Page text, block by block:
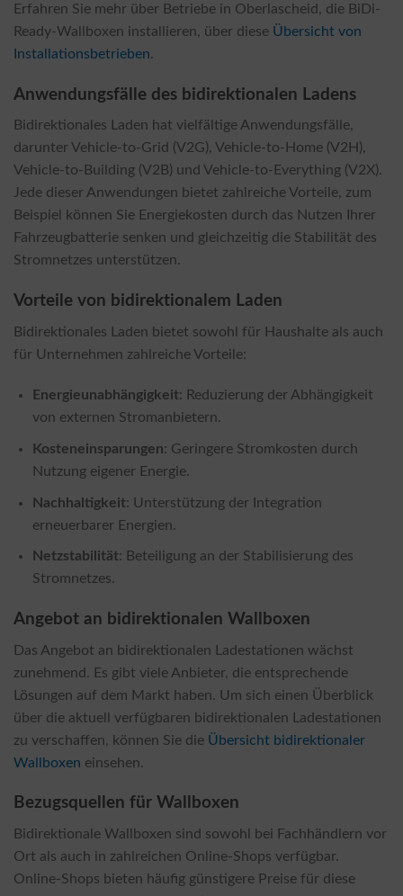
Erfahren Sie mehr über Betriebe in Oberlascheid, die BiDi-
Ready-Wallboxen installieren, über diese Übersicht von
Installationsbetrieben.
Anwendungsfälle des bidirektionalen Ladens
Bidirektionales Laden hat vielfältige Anwendungsfälle,
darunter Vehicle-to-Grid (V2G), Vehicle-to-Home (V2H),
Vehicle-to-Building (V2B) und Vehicle-to-Everything (V2X).
Jede dieser Anwendungen bietet zahlreiche Vorteile, zum
Beispiel können Sie Energiekosten durch das Nutzen Ihrer
Fahrzeugbatterie senken und gleichzeitig die Stabilität des
Stromnetzes unterstützen.
Vorteile von bidirektionalem Laden
Bidirektionales Laden bietet sowohl für Haushalte als auch
für Unternehmen zahlreiche Vorteile:
Energieunabhängigkeit: Reduzierung der Abhängigkeit
von externen Stromanbietern.
Kosteneinsparungen: Geringere Stromkosten durch
Nutzung eigener Energie.
Nachhaltigkeit: Unterstützung der Integration
erneuerbarer Energien.
Netzstabilität: Beteiligung an der Stabilisierung des
Stromnetzes.
Angebot an bidirektionalen Wallboxen
Das Angebot an bidirektionalen Ladestationen wächst
zunehmend. Es gibt viele Anbieter, die entsprechende
Lösungen auf dem Markt haben. Um sich einen Überblick
über die aktuell verfügbaren bidirektionalen Ladestationen
zu verschaffen, können Sie die Übersicht bidirektionaler
Wallboxen einsehen.
Bezugsquellen für Wallboxen
Bidirektionale Wallboxen sind sowohl bei Fachhändlern vor
Ort als auch in zahlreichen Online-Shops verfügbar.
Online-Shops bieten häufig günstigere Preise für diese